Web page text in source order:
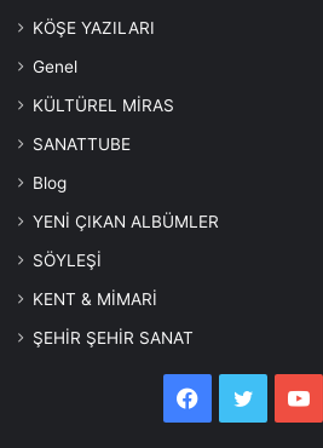
KÖŞE YAZILARI
Genel
KÜLTÜREL MİRAS
SANATTUBE
Blog
YENİ ÇIKAN ALBÜMLER
SÖYLEŞİ
KENT & MİMARİ
ŞEHİR ŞEHİR SANAT
Facebook
Twitter